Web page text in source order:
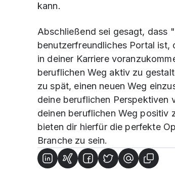
kann.
Abschließend sei gesagt, dass
benutzerfreundliches Portal ist,
in deiner Karriere
beruflichen Weg aktiv zu
zu spät, einen neuen Weg
deine beruflichen Perspektiven
deinen beruflichen Weg positiv
bieten dir hierfür die perfekte
Branche zu sein.